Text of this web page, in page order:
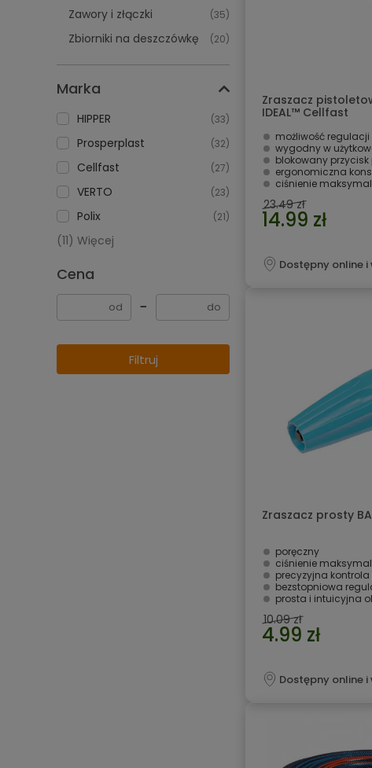
Zawory i złączki (35)
Zbiorniki na deszczówkę (20)
Marka
HIPPER (33)
Prosperplast (32)
Cellfast (27)
VERTO (23)
Polix (21)
(11) Więcej
Cena
−
Filtruj
Zraszacz
IDEAL™ Cellfast
możliwość
wygodny w
blokowany przycisk przy
ergonomiczna
ciśnienie
23.49 zł
14.99 zł
Dostępny online i
Zraszacz prosty
poręczny
ciśnienie
precyzyjna kontrola
bezstopniowa
prosta i intuicyjna
10.09 zł
4.99 zł
Dostępny online i